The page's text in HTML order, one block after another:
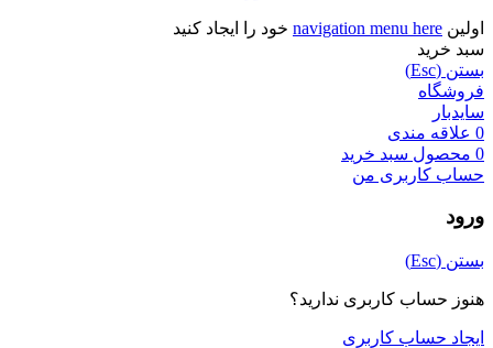
اولین navigation menu here خود را ایجاد کنید
سبد خرید
بستن (Esc)
فروشگاه
سایدبار
0 علاقه مندی
0 محصول سبد خرید
حساب کاربری من
ورود
بستن (Esc)
هنوز حساب کاربری ندارید؟
ایجاد حساب کاربری